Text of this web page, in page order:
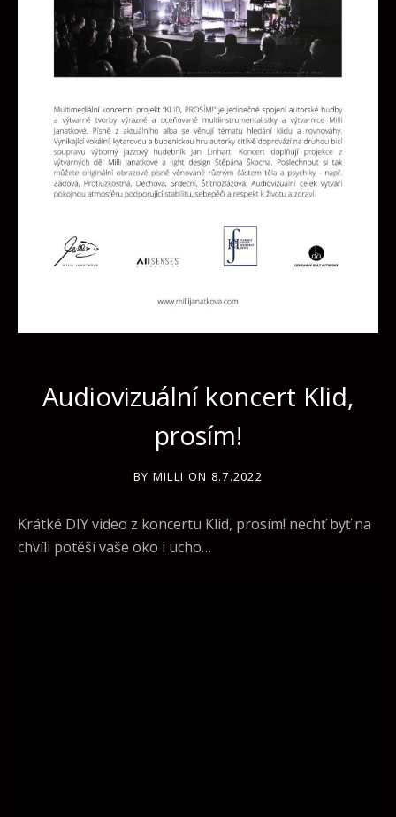
Audiovizuální koncert Klid,
prosím!
BY MILLI ON 8.7.2022
Krátké DIY video z koncertu Klid, prosím! nechť byť na
chvíli potěší vaše oko i ucho…